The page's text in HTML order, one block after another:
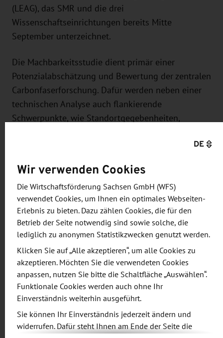
(LEAG), das SMR und die drei
Wissenschaftseinrichtungen bereits Mitte
September unterzeichnet.
Die Machbarkeitsstudie dient primär einer
Potenzialabschätzung und Bewertung der zentralen
Carbonfaserforschung. Dafür werden neben einer
technischen Analyse auch flankierende
Schwerpunkte, wie Standortgegebenheiten,
Bei der Umsetzung soll im ersten Schritt am
Standort Boxberg eine vollausgestattete
Forschungs-Pilotlinie zur Herstellung von
Carbonfasern konzipiert und aufgebaut werden,
um flankierend neuartige Fertigungsverfahren und
zugehörige Methoden des Energiemanagements zu
entwickeln und unter praxisnahen Bedingungen zu
erproben. Die geplante Verwendung erneuerbarer
Energien soll darüber hinaus zusammen mit einem
smarten Energiemanagement die bisher noch
energieintensiven Prozesse klimaneutral gestalten
und die vorhandenen Lastspitzen intelligent
DE
Wir verwenden Cookies
Die Wirtschaftsförderung Sachsen GmbH (WFS)
verwendet Cookies, um Ihnen ein optimales Webseiten-
Erlebnis zu bieten. Dazu zählen Cookies, die für den
Betrieb der Seite notwendig sind sowie solche, die
lediglich zu anonymen Statistikzwecken genutzt werden.
Klicken Sie auf „Alle akzeptieren“, um alle Cookies zu
akzeptieren. Möchten Sie die verwendeten Cookies
anpassen, nutzen Sie bitte die Schaltfläche „Auswählen“.
Funktionale Cookies werden auch ohne Ihr
Einverständnis weiterhin ausgeführt.
Sie können Ihr Einverständnis jederzeit ändern und
widerrufen. Dafür steht Ihnen am Ende der Seite die